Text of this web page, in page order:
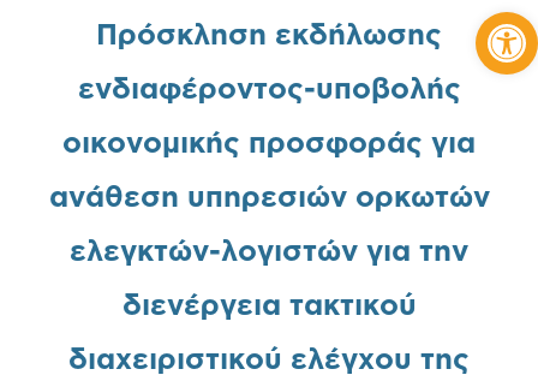
Πρόσκληση εκδήλωσης
ενδιαφέροντος-υποβολής
οικονομικής προσφοράς για
ανάθεση υπηρεσιών ορκωτών
ελεγκτών-λογιστών για την
διενέργεια τακτικού
διαχειριστικού ελέγχου της